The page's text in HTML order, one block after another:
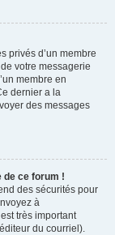
privés d’un membre
votre messagerie
membre en
dernier a la
des messages
de ce forum !
des sécurités pour
à
très important
du courriel).